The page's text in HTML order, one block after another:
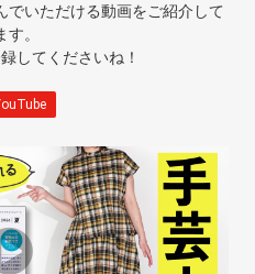
でいただける動画をご紹介して
す。
してくださいね！